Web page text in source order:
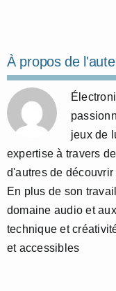
À propos de
jeux de
expertise à travers
d'autres de
En plus de son
domaine audio et
technique et
et accessibles